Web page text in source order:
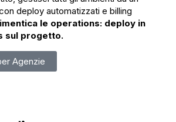
deploy automatizzati e billing
le operations: deploy in
sul progetto.
Agenzie